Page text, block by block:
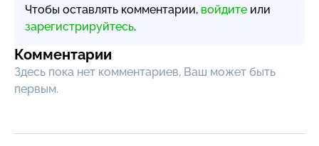
Чтобы оставлять комментарии, войдите или
зарегистрируйтесь.
Комментарии
Здесь пока нет комментариев, Ваш может быть
первым.